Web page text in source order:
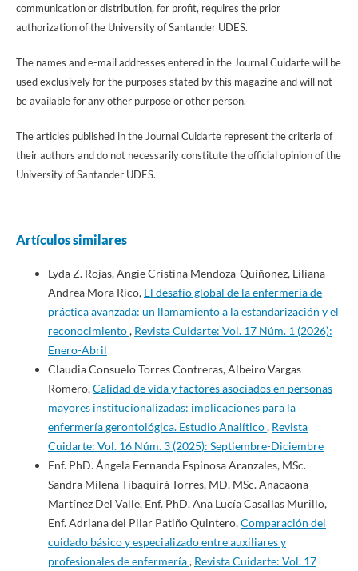
communication or distribution, for profit, requires the prior
authorization of the University of Santander UDES.
The names and e-mail addresses entered in the Journal Cuidarte will be
used exclusively for the purposes stated by this magazine and will not
be available for any other purpose or other person.
The articles published in the Journal Cuidarte represent the criteria of
their authors and do not necessarily constitute the official opinion of the
University of Santander UDES.
Artículos similares
Lyda Z. Rojas, Angie Cristina Mendoza-Quiñonez, Liliana
Andrea Mora Rico, El desafío global de la enfermería de
práctica avanzada: un llamamiento a la estandarización y el
reconocimiento, Revista Cuidarte: Vol. 17 Núm. 1 (2026):
Enero-Abril
Claudia Consuelo Torres Contreras, Albeiro Vargas
Romero,Calidad de vida y factores asociados en personas
mayores institucionalizadas: implicaciones para la
enfermería gerontológica. Estudio Analítico, Revista
Cuidarte: Vol. 16 Núm. 3 (2025): Septiembre-Diciembre
Enf. PhD. Ángela Fernanda Espinosa Aranzales, MSc.
Sandra Milena Tibaquirá Torres, MD. MSc. Anacaona
Martínez Del Valle, Enf. PhD. Ana Lucía Casallas Murillo,
Enf. Adriana del Pilar Patiño Quintero,Comparación del
cuidado básico y especializado entre auxiliares y
profesionales de enfermería, Revista Cuidarte: Vol. 17